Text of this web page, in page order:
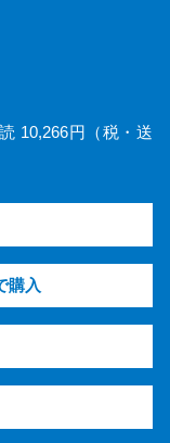
10,266円（税・送
購入